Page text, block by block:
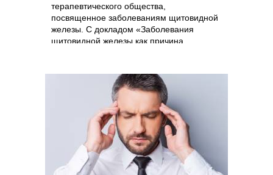
терапевтического общества,
посвященное заболеваниям щитовидной
железы. С докладом «Заболевания
щитовидной железы как причина